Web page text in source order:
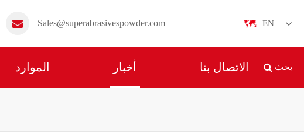
Sales@superabrasivespowder.com EN
English
الموارد أخبار الاتصال بنا بحث